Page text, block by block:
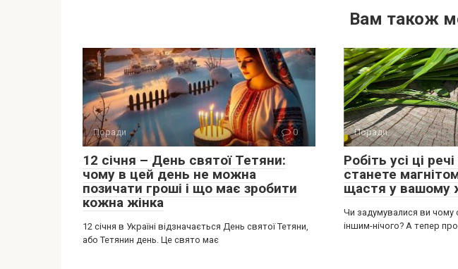
Вам також
Поради 0
12 січня – День святої Тетяни:
чому в цей день не можна
позичати гроші і що має зробити
кожна жінка
12 січня в Україні відзначається День святої Тетяни,
або Тетянин день. Це свято має
Поради
Робіть усі ці
станете
щастя у вашому
Чи задумувалися ви чому
іншим-нічого? А тепер